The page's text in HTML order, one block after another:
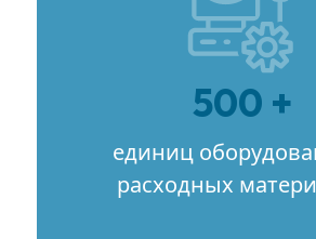
500 +
единиц
расходных